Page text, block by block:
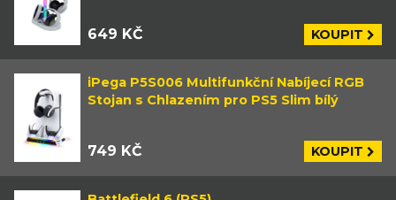
649 KČ KOUPIT
iPega P5S006 Multifunkční Nabíjecí RGB
Stojan s Chlazením pro PS5 Slim bílý
749 KČ KOUPIT